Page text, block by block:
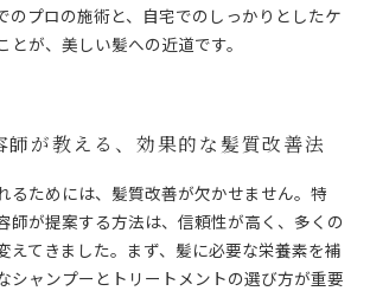
のプロの施術と、自宅でのしっかりとしたケ
とが、美しい髪への近道です。
師が教える、効果的な髪質改善法
るためには、髪質改善が欠かせません。特
師が提案する方法は、信頼性が高く、多くの
えてきました。まず、髪に必要な栄養素を補
シャンプーとトリートメントの選び方が重要